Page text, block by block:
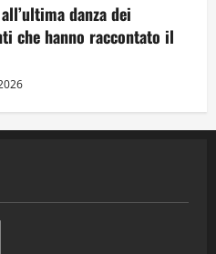
danza dei
che hanno raccontato il